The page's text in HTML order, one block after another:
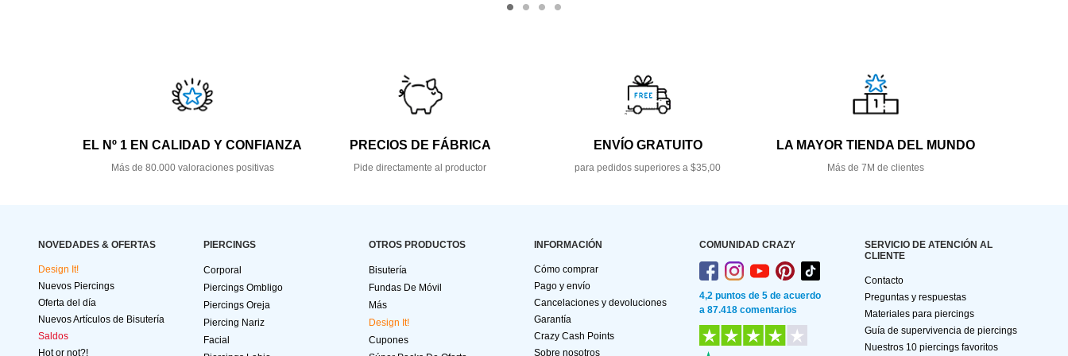
EL Nº 1 EN CALIDAD Y CONFIANZA
Más de 80.000 valoraciones positivas
PRECIOS DE FÁBRICA
Pide directamente al productor
ENVÍO GRATUITO
para pedidos superiores a $35,00
LA MAYOR TIENDA DEL MUNDO
Más de 7M de clientes
NOVEDADES & OFERTAS
Design It!
Nuevos Piercings
Oferta del día
Nuevos Artículos de Bisutería
Saldos
Hot or not?!
PIERCINGS
Corporal
Piercings Ombligo
Piercings Oreja
Piercing Nariz
Facial
OTROS PRODUCTOS
Bisutería
Fundas De Móvil
Más
Design It!
Cupones
INFORMACIÓN
Cómo comprar
Pago y envío
Cancelaciones y devoluciones
Garantía
Crazy Cash Points
Sobre nosotros
COMUNIDAD CRAZY
4,2 puntos de 5 de acuerdo
a 87.418 comentarios
SERVICIO DE ATENCIÓN AL
CLIENTE
Contacto
Preguntas y respuestas
Materiales para piercings
Guía de supervivencia de piercings
Nuestros 10 piercings favoritos